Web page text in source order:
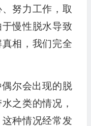
努力工作，取
慢性脱水导致
相，我们完全
尔会出现的脱
之类的情况，
种情况经常发